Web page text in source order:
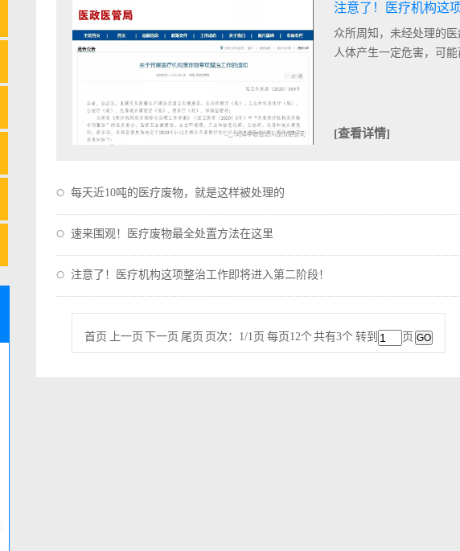
注意了！医疗机构这
段！
众所周知，未经处理的
人体产生一定危害，可
[查看详情]
每天近10吨的医疗废物，就是这样被处理的
速来围观！医疗废物最全处置方法在这里
注意了！医疗机构这项整治工作即将进入第二阶段！
首页 上一页 下一页 尾页 页次：1/1页 每页12个 共有3个 转到 页